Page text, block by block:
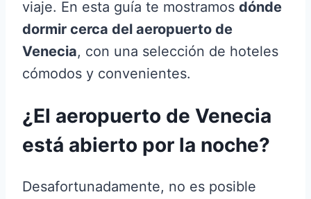
viaje. En esta guía te mostramos dónde
dormir cerca del aeropuerto de
Venecia, con una selección de hoteles
cómodos y convenientes.
¿El aeropuerto de Venecia
está abierto por la noche?
Desafortunadamente, no es posible